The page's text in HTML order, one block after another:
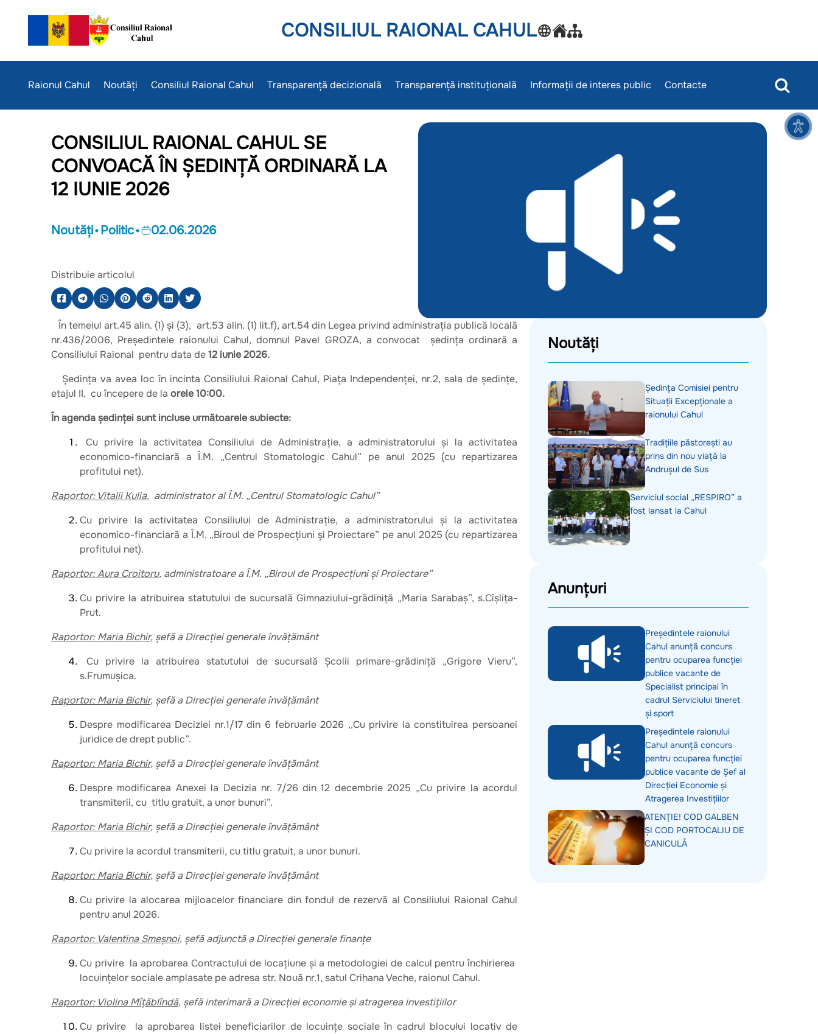
CONSILIUL RAIONAL CAHUL
Raionul Cahul Noutăți Consiliul Raional Cahul Transparență decizională Transparență instituțională Informații de interes public Contacte
CONSILIUL RAIONAL CAHUL SE
CONVOACĂ ÎN ŞEDINŢĂ ORDINARĂ LA
12 IUNIE 2026
Noutăți Politic 02.06.2026
Distribuie articolul
În temeiul art.45 alin. (1) şi (3), art.53 alin. (1) lit.f), art.54 din Legea privind administraţia publică locală
nr.436/2006, Președintele raionului Cahul, domnul Pavel GROZA, a convocat şedinţa ordinară a
Consiliului Raional pentru data de12 iunie 2026.
Şedinţa va avea loc în incinta Consiliului Raional Cahul, Piața Independenței, nr.2, sala de şedinţe,
etajul II, cu începere de la orele 10:00.
În agenda şedinţei sunt incluse următoarele subiecte:
Cu privire la activitatea Consiliului de Administrație, a administratorului și la activitatea
economico-financiară a Î.M. „Centrul Stomatologic Cahul” pe anul 2025 (cu repartizarea
profitului net).
Raportor: Vitalii Kulia, administrator al Î.M. „Centrul Stomatologic Cahul”
Cu privire la activitatea Consiliului de Administrație, a administratorului și la activitatea
economico-financiară a Î.M. „Biroul de Prospecţiuni şi Proiectare” pe anul 2025 (cu repartizarea
profitului net).
Raportor: Aura Croitoru, administratoare a Î.M. „Biroul de Prospecţiuni şi Proiectare”
Cu privire la atribuirea statutului de sucursală Gimnaziului-grădiniță „Maria Sarabaș”, s.Cîșlița-
Prut.
Raportor: Maria Bichir, șefă a Direcției generale învățământ
Cu privire la atribuirea statutului de sucursală Școlii primare-grădiniță „Grigore Vieru”,
s.Frumușica.
Raportor: Maria Bichir, șefă a Direcției generale învățământ
Despre modificarea Deciziei nr.1/17 din 6 februarie 2026 ,,Cu privire la constituirea persoanei
juridice de drept public”.
Raportor: Maria Bichir, șefă a Direcției generale învățământ
Despre modificarea Anexei la Decizia nr. 7/26 din 12 decembrie 2025 „Cu privire la acordul
transmiterii, cu titlu gratuit, a unor bunuri”.
Raportor: Maria Bichir, șefă a Direcției generale învățământ
Cu privire la acordul transmiterii, cu titlu gratuit, a unor bunuri.
Raportor: Maria Bichir, șefă a Direcției generale învățământ
Cu privire la alocarea mijloacelor financiare din fondul de rezervă al Consiliului Raional Cahul
pentru anul 2026.
Raportor: Valentina Smeșnoi, șefă adjunctă a Direcției generale finanțe
Cu privire la aprobarea Contractului de locațiune și a metodologiei de calcul pentru închirierea
locuințelor sociale amplasate pe adresa str. Nouă nr.1, satul Crihana Veche, raionul Cahul.
Raportor: Violina Mîțăblîndă, șefă interimară a Direcției economie și atragerea investițiilor
Cu privire la aprobarea listei beneficiarilor de lосuințе sociale în cadrul blocului locativ de
Noutăți
Ședința Comisiei pentru
Situații Excepționale a
raionului Cahul
Tradițiile păstorești au
prins din nou viață la
Andrușul de Sus
Serviciul social „RESPIRO” a
fost lansat la Cahul
Anunțuri
Președintele raionului
Cahul anunță concurs
pentru ocuparea funcției
publice vacante de
Specialist principal în
cadrul Serviciului tineret
și sport
Președintele raionului
Cahul anunță concurs
pentru ocuparea funcției
publice vacante de Șef al
Direcției Economie și
Atragerea Investițiilor
ATENȚIE! COD GALBEN
ȘI COD PORTOCALIU DE
CANICULĂ